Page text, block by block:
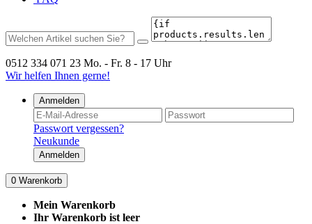
0512 334 071 23 Mo. - Fr. 8 - 17 Uhr
Wir helfen Ihnen gerne!
Anmelden
Passwort vergessen?
Neukunde
Anmelden
0 Warenkorb
Mein Warenkorb
Ihr Warenkorb ist leer